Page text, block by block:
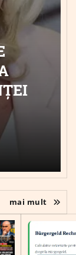
mai mult